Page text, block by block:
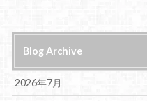
Blog Archive
2026年7月